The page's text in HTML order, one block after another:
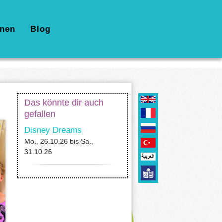
Blog
Das könnte dir auch
gefallen
Disney Dreams
Mo., 26.10.26 bis Sa.,
31.10.26